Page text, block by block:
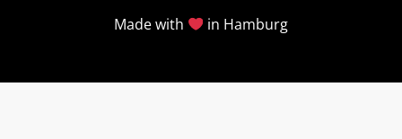
Made with in Hamburg